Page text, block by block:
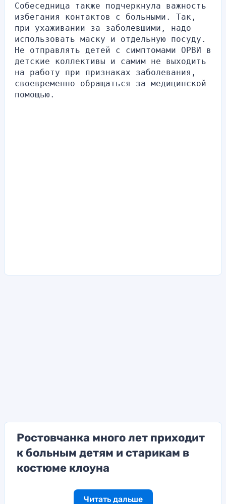
Собеседница также подчеркнула важность
избегания контактов с больными. Так,
при ухаживании за заболевшими, надо
использовать маску и отдельную посуду.
Не отправлять детей с симптомами ОРВИ в
детские коллективы и самим не выходить
на работу при признаках заболевания,
своевременно обращаться за медицинской
помощью.
Ростовчанка много лет приходит
к больным детям и старикам в
костюме клоуна
Читать дальше